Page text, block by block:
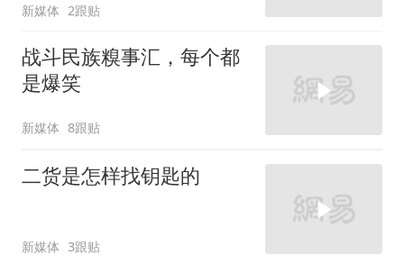
新媒体 2跟贴
战斗民族糗事汇，每个都
是爆笑
新媒体 8跟贴
二货是怎样找钥匙的
新媒体 3跟贴